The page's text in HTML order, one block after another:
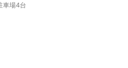
車場4台